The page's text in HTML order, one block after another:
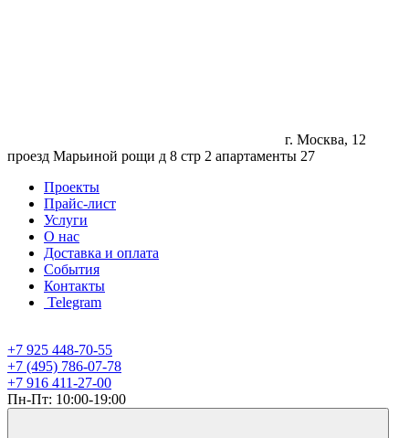
г. Москва, 12
проезд Марьиной рощи д 8 стр 2 апартаменты 27
Проекты
Прайс-лист
Услуги
О нас
Доставка и оплата
События
Контакты
Telegram
+7 925 448-70-55
+7 (495) 786-07-78
+7 916 411-27-00
Пн-Пт: 10:00-19:00